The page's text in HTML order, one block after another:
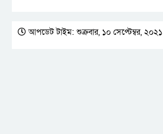
আপডেট টাইম: শুক্রবার, ১০ সেপ্টেম্বর, ২০২১